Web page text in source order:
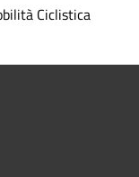
Ciclistica